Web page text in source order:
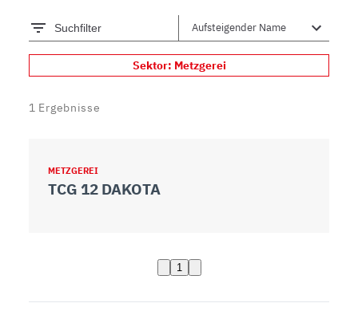
Suchfilter
Sektor: Metzgerei
1 Ergebnisse
METZGEREI
TCG 12 DAKOTA
1